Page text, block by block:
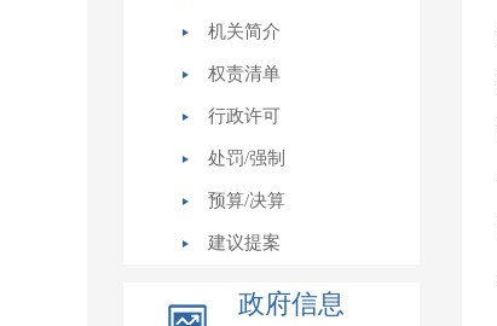
机关简介
权责清单
行政许可
处罚/强制
预算/决算
建议提案
政府信息